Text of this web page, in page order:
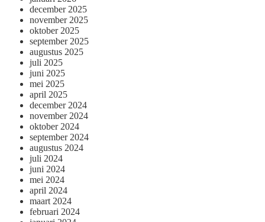
december 2025
november 2025
oktober 2025
september 2025
augustus 2025
juli 2025
juni 2025
mei 2025
april 2025
december 2024
november 2024
oktober 2024
september 2024
augustus 2024
juli 2024
juni 2024
mei 2024
april 2024
maart 2024
februari 2024